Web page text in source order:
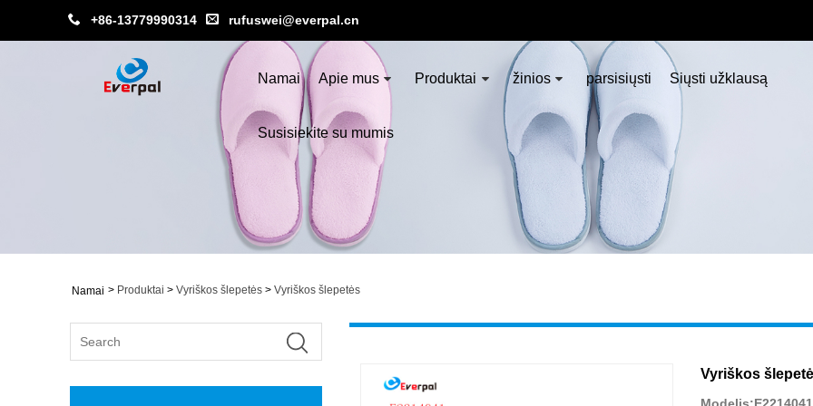
+86-13779990314 rufuswei@everpal.cn
Namai Apie mus Produktai žinios parsisiųsti Siųsti užklausą
Susisiekite su mumis
Namai > Produktai > Vyriškos šlepetės > Vyriškos šlepetės
Vyriškos